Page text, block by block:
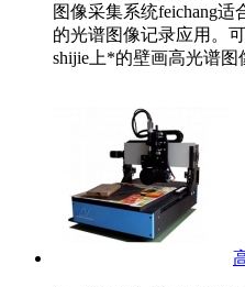
图像采集系统feichang
的光谱图像记录应用。
shijie上*的壁画高光谱图